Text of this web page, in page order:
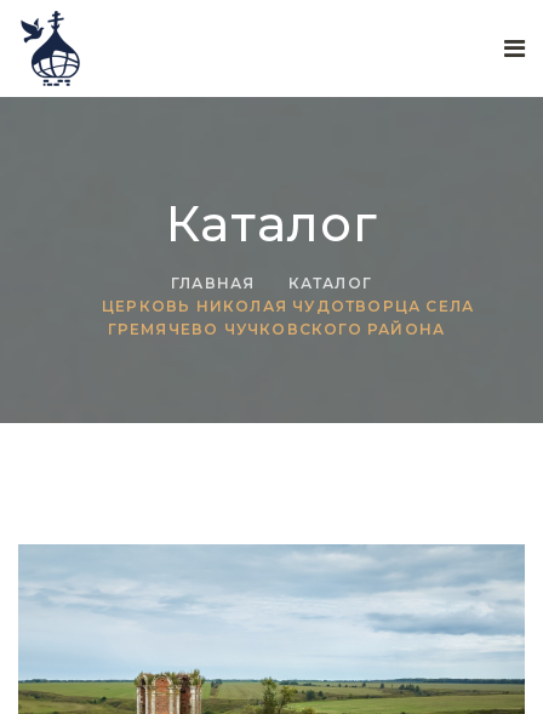
Каталог
ГЛАВНАЯ
КАТАЛОГ
ЦЕРКОВЬ НИКОЛАЯ ЧУДОТВОРЦА СЕЛА
ГРЕМЯЧЕВО ЧУЧКОВСКОГО РАЙОНА